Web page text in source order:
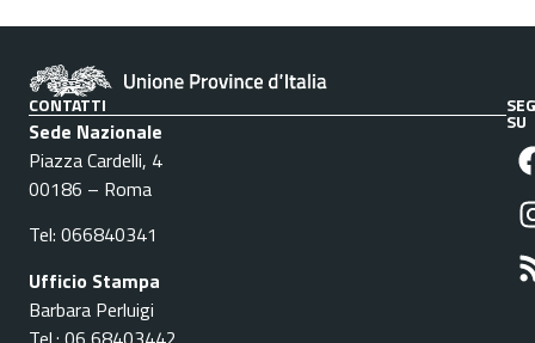
CONTATTI
Sede Nazionale
Piazza Cardelli, 4
00186 – Roma
Tel: 066840341
Ufficio Stampa
Barbara Perluigi
SU